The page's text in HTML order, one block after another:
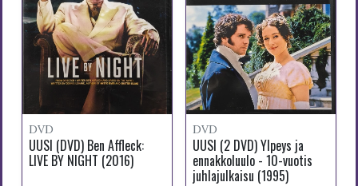
DVD
UUSI (DVD) Ben Affleck:
LIVE BY NIGHT (2016)
DVD
UUSI (2 DVD) Ylpeys ja
ennakkoluulo - 10-vuotis
juhlajulkaisu (1995)